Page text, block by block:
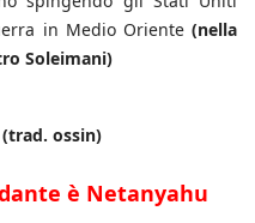
in Medio Oriente(nella
Soleimani)
ossin)
è Netanyahu